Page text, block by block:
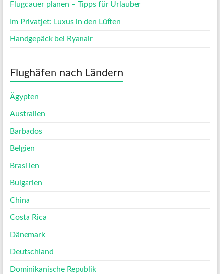
Flugdauer planen – Tipps für Urlauber
Im Privatjet: Luxus in den Lüften
Handgepäck bei Ryanair
Flughäfen nach Ländern
Ägypten
Australien
Barbados
Belgien
Brasilien
Bulgarien
China
Costa Rica
Dänemark
Deutschland
Dominikanische Republik